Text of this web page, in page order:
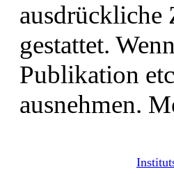
ausdrückliche
gestattet.
Publikation
ausnehmen.